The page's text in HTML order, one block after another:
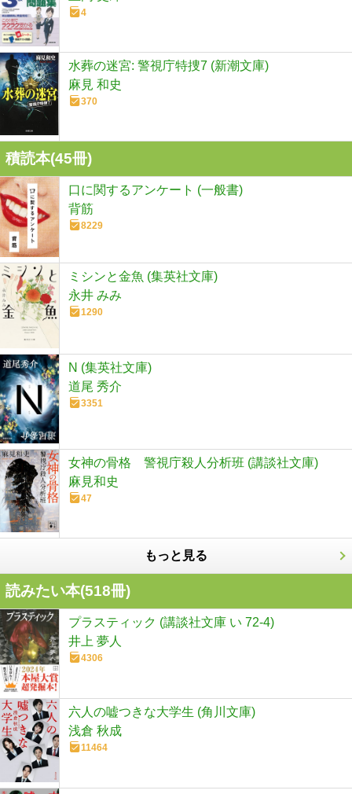
4
水葬の迷宮: 警視庁特捜7 (新潮文庫)
麻見 和史
370
積読本(45冊)
口に関するアンケート (一般書)
背筋
8229
ミシンと金魚 (集英社文庫)
永井 みみ
1290
N (集英社文庫)
道尾 秀介
3351
女神の骨格 警視庁殺人分析班 (講談社文庫)
麻見和史
47
もっと見る
読みたい本(518冊)
プラスティック (講談社文庫 い 72-4)
井上 夢人
4306
六人の嘘つきな大学生 (角川文庫)
浅倉 秋成
11464